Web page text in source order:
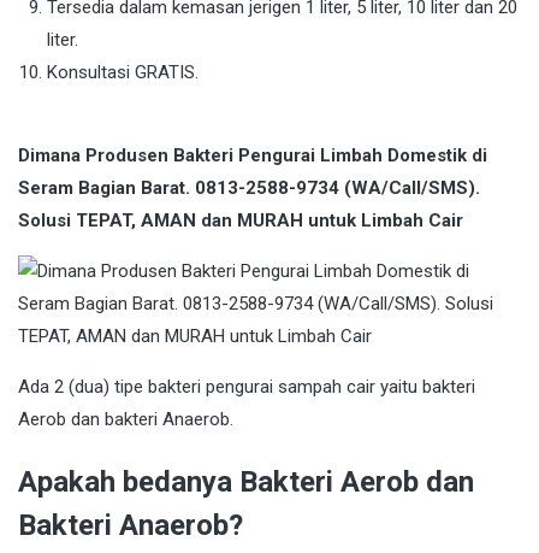
Tersedia dalam kemasan jerigen 1 liter, 5 liter, 10 liter dan 20
liter.
Konsultasi GRATIS.
Dimana Produsen Bakteri Pengurai Limbah Domestik di
Seram Bagian Barat. 0813-2588-9734 (WA/Call/SMS).
Solusi TEPAT, AMAN dan MURAH untuk Limbah Cair
Ada 2 (dua) tipe bakteri pengurai sampah cair yaitu bakteri
Aerob dan bakteri Anaerob.
Apakah bedanya Bakteri Aerob dan
Bakteri Anaerob?